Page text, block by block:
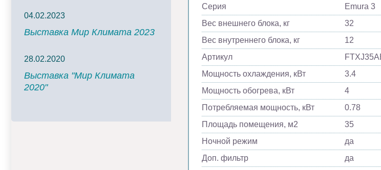
04.02.2023
Выставка Мир Климата 2023
28.02.2020
Выставка "Мир Климата
2020"
Серия
Emura 3
Вес внешнего блока, кг
32
Вес внутреннего блока, кг
12
Артикул
Мощность охлаждения, кВт
3.4
Мощность обогрева, кВт
4
Потребляемая мощность, кВт
0.78
Площадь помещения, м2
35
Ночной режим
да
Доп. фильтр
да